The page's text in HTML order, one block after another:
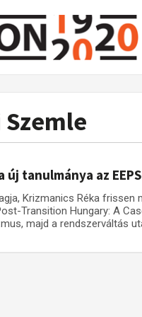
új tanulmánya az
Krizmanics Réka frissen
Transition Hungary: A
majd a rendszerváltás